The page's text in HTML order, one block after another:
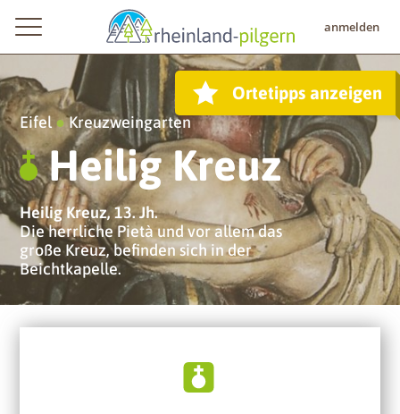
anmelden
Ortetipps anzeigen
Eifel ●Kreuzweingarten
Heilig Kreuz
Heilig Kreuz, 13. Jh.
Die herrliche Pietà und vor allem das
große Kreuz, befinden sich in der
Beichtkapelle.